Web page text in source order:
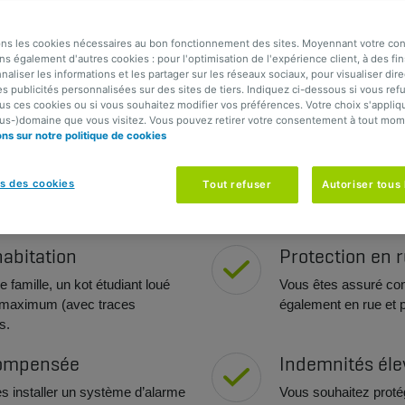
et les dommages causés par un
Top Habitation chez AG Insurance pour leur contenu
famille, un kot étudiant loué
(avec traces
Protection en
Vous êtes assuré
également en rue et
installer un système d’alarme
Indemnités
Vous souhaitez
les cookies nécessaires au bon fonctionnement des sites. Moyennant votre
également d'autres cookies : pour l'optimisation de l'expérience client, à des
les informations et les partager sur les réseaux sociaux, pour visualiser
publicités personnalisées sur des sites de tiers. Indiquez ci-dessous si vous
ces cookies ou si vous souhaitez modifier vos préférences. Votre choix
)domaine que vous visitez. Vous pouvez retirer votre consentement à tout
sur notre politique de cookies
des cookies Tout refuser Autoriser tous